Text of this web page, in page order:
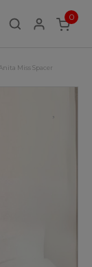
0
ITEMS
Miss Spacer